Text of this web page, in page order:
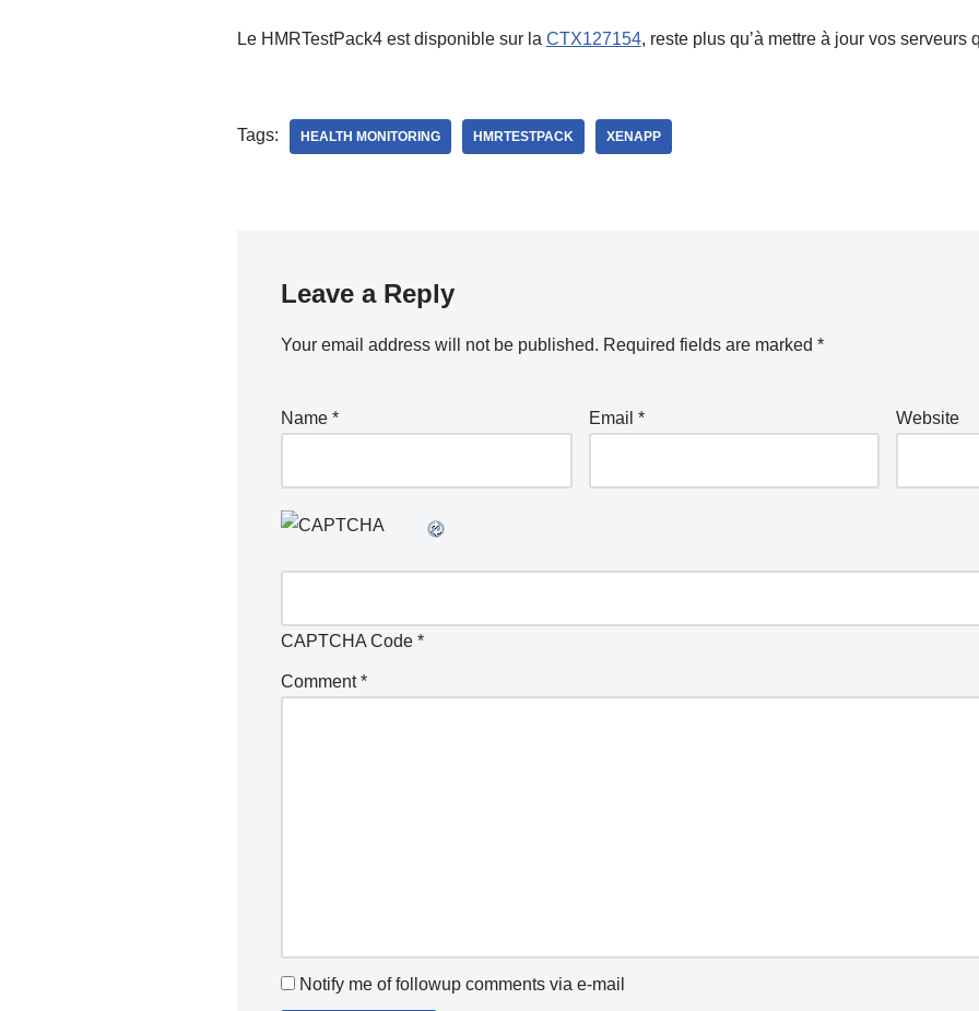
Le HMRTestPack4 est disponible sur la CTX127154, reste plus qu’à mettre à jour vos serveurs
Tags: HEALTH MONITORING HMRTESTPACK XENAPP
Leave a Reply
Your email address will not be published. Required fields are marked *
Name * Email * Website
CAPTCHA Code*
Comment*
Notify me of followup comments via e-mail